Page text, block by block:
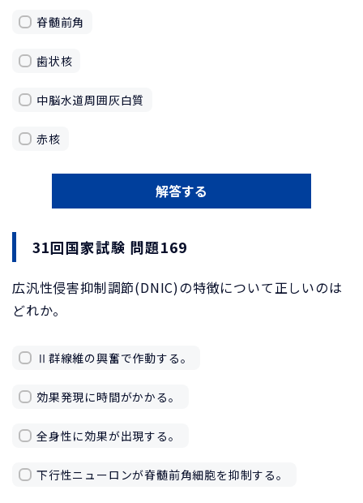
脊髄前角
歯状核
中脳水道周囲灰白質
赤核
解答する
31回国家試験 問題169
広汎性侵害抑制調節(DNIC)の特徴について正しいのは
どれか。
Ⅱ群線維の興奮で作動する。
効果発現に時間がかかる。
全身性に効果が出現する。
下行性ニューロンが脊髄前角細胞を抑制する。